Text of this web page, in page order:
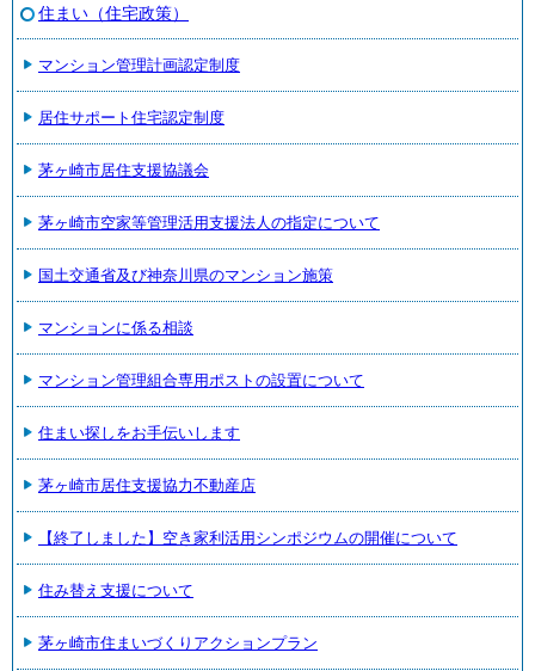
住まい（住宅政策）
マンション管理計画認定制度
居住サポート住宅認定制度
茅ヶ崎市居住支援協議会
茅ヶ崎市空家等管理活用支援法人の指定について
国土交通省及び神奈川県のマンション施策
マンションに係る相談
マンション管理組合専用ポストの設置について
住まい探しをお手伝いします
茅ヶ崎市居住支援協力不動産店
【終了しました】空き家利活用シンポジウムの開催について
住み替え支援について
茅ヶ崎市住まいづくりアクションプラン